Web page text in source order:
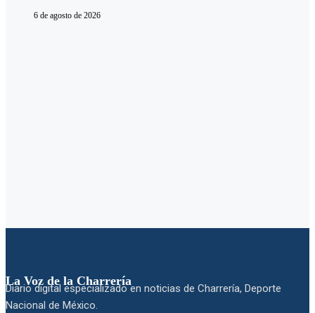
6 de agosto de 2026
La Voz de la Charrería
Diario digital especializado en noticias de Charrería, Deporte
Nacional de México.